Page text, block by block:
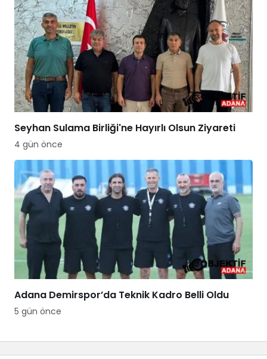
Seyhan Sulama Birliği'ne Hayırlı Olsun Ziyareti
4 gün önce
Adana Demirspor’da Teknik Kadro Belli Oldu
5 gün önce